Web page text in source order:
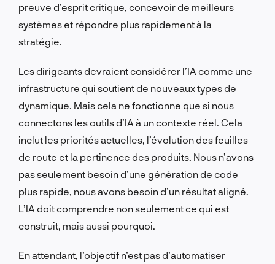
preuve d’esprit critique, concevoir de meilleurs
systèmes et répondre plus rapidement à la
stratégie.
Les dirigeants devraient considérer l’IA comme une
infrastructure qui soutient de nouveaux types de
dynamique. Mais cela ne fonctionne que si nous
connectons les outils d’IA à un contexte réel. Cela
inclut les priorités actuelles, l’évolution des feuilles
de route et la pertinence des produits. Nous n’avons
pas seulement besoin d’une génération de code
plus rapide, nous avons besoin d’un résultat aligné.
L’IA doit comprendre non seulement ce qui est
construit, mais aussi pourquoi.
En attendant, l’objectif n’est pas d’automatiser